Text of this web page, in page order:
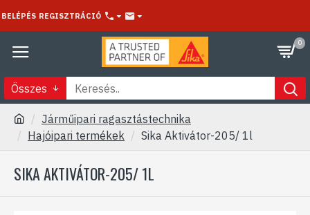
BELÉPÉS REGISZTRÁCIÓ
0
Összes
Járműipari ragasztástechnika
Hajóipari termékek
Sika Aktivátor-205/ 1l
SIKA AKTIVÁTOR-205/ 1L